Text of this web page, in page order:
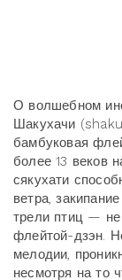
О волшебном
Шакухачи
бамбуковая
более 13 веков
сякухати
ветра,
трели птиц —
флейтой-дзэн.
мелодии,
несмотря на то